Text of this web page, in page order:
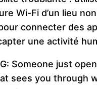
Wi-Fi d’un lieu
connecter des
une activité
Someone just
sees you through